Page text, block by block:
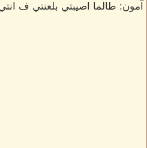
آمون: طالما اصيبتي بلعنتي ف